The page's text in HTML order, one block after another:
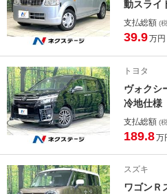
動スラ
ーレス
ー アー
支払総額 (
39.9万円
トヨタ
ヴォク
冷地仕
ビ バッ
側電動ド
ートライ
支払総額 (
189.8万
スズキ
ワゴンＲ